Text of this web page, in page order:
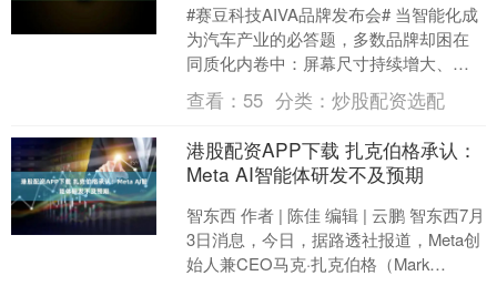
#赛豆科技AIVA品牌发布会# 当智能化成
为汽车产业的必答题，多数品牌却困在
同质化内卷中：屏幕尺寸持续增大、语
音功能不断叠加，但始终无法摆脱机器
与人的隔阂。根源....
查看： 55 分类：炒股配资选配
港股配资APP下载 扎克伯格承认：
Meta AI智能体研发不及预期
智东西 作者 | 陈佳 编辑 | 云鹏 智东西7月
3日消息，今日，据路透社报道，Meta创
始人兼CEO马克·扎克伯格（Mark